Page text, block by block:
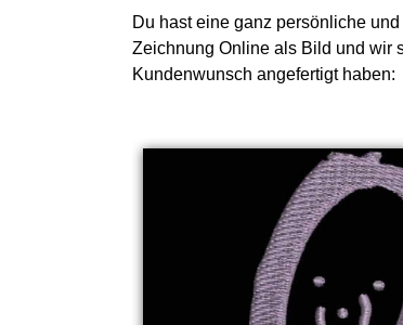
Du hast eine ganz persönliche
Zeichnung Online als Bild und wir
Kundenwunsch angefertigt haben: